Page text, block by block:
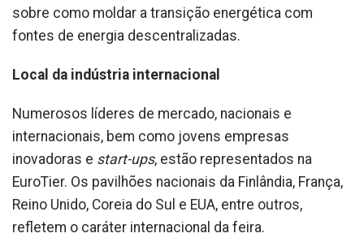
sobre como moldar a transição energética com
fontes de energia descentralizadas.
Local da indústria internacional
Numerosos líderes de mercado, nacionais e
internacionais, bem como jovens empresas
inovadoras e start-ups, estão representados na
EuroTier. Os pavilhões nacionais da Finlândia, França,
Reino Unido, Coreia do Sul e EUA, entre outros,
refletem o caráter internacional da feira.